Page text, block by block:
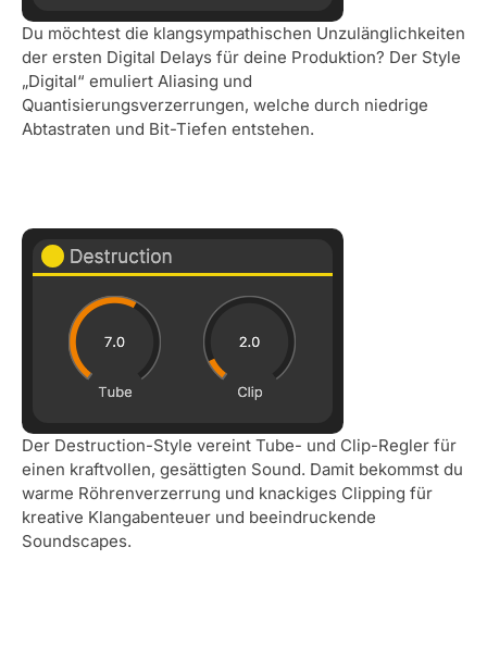
Du möchtest die klangsympathischen Unzulänglichkeiten
der ersten Digital Delays für deine Produktion? Der Style
„Digital“ emuliert Aliasing und
Quantisierungsverzerrungen, welche durch niedrige
Abtastraten und Bit-Tiefen entstehen.
Der Destruction-Style vereint Tube- und Clip-Regler für
einen kraftvollen, gesättigten Sound. Damit bekommst du
warme Röhrenverzerrung und knackiges Clipping für
kreative Klangabenteuer und beeindruckende
Soundscapes.